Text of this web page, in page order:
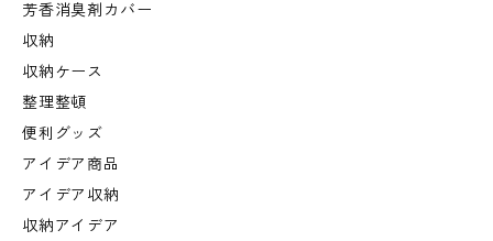
芳香消臭剤カバー
収納
収納ケース
整理整頓
便利グッズ
アイデア商品
アイデア収納
収納アイデア